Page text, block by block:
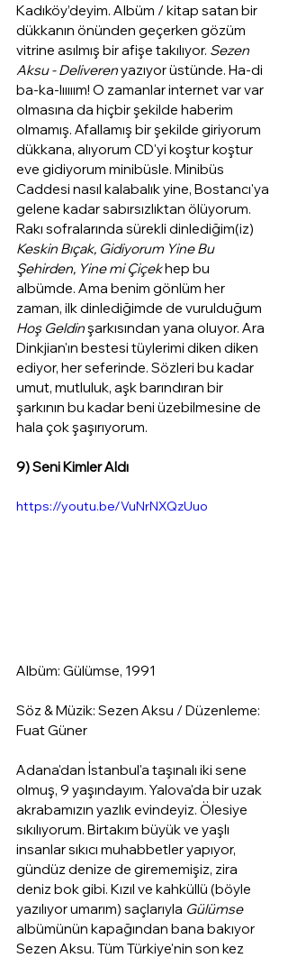
Kadıköy’deyim. Albüm / kitap satan bir
dükkanın önünden geçerken gözüm
vitrine asılmış bir afişe takılıyor. Sezen
Aksu - Deliveren yazıyor üstünde. Ha-di
ba-ka-lııııım! O zamanlar internet var var
olmasına da hiçbir şekilde haberim
olmamış. Afallamış bir şekilde giriyorum
dükkana, alıyorum CD'yi koştur koştur
eve gidiyorum minibüsle. Minibüs
Caddesi nasıl kalabalık yine, Bostancı'ya
gelene kadar sabırsızlıktan ölüyorum.
Rakı sofralarında sürekli dinlediğim(iz)
Keskin Bıçak, Gidiyorum Yine Bu
Şehirden, Yine mi Çiçek hep bu
albümde. Ama benim gönlüm her
zaman, ilk dinlediğimde de vurulduğum
Hoş Geldin şarkısından yana oluyor. Ara
Dinkjian'ın bestesi tüylerimi diken diken
ediyor, her seferinde. Sözleri bu kadar
umut, mutluluk, aşk barındıran bir
şarkının bu kadar beni üzebilmesine de
hala çok şaşırıyorum.
9) Seni Kimler Aldı
https://youtu.be/VuNrNXQzUuo
Albüm: Gülümse, 1991
Söz & Müzik: Sezen Aksu / Düzenleme:
Fuat Güner
Adana'dan İstanbul'a taşınalı iki sene
olmuş, 9 yaşındayım. Yalova'da bir uzak
akrabamızın yazlık evindeyiz. Ölesiye
sıkılıyorum. Birtakım büyük ve yaşlı
insanlar sıkıcı muhabbetler yapıyor,
gündüz denize de girememişiz, zira
deniz bok gibi. Kızıl ve kahküllü (böyle
yazılıyor umarım) saçlarıyla Gülümse
albümünün kapağından bana bakıyor
Sezen Aksu. Tüm Türkiye'nin son kez